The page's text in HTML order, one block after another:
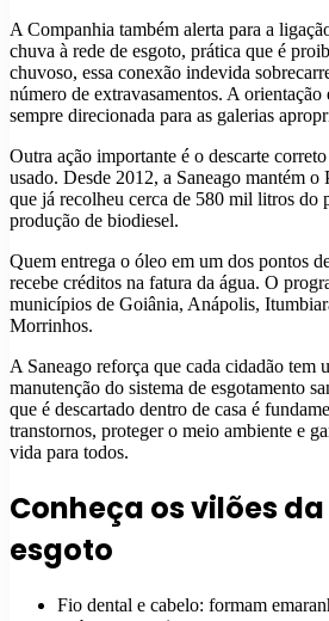
A Companhia também alerta para a
chuva à rede de esgoto, prática que é
chuvoso, essa conexão indevida
número de extravasamentos. A orientação
sempre direcionada para as galerias
Outra ação importante é o descarte
usado. Desde 2012, a Saneago mantém
que já recolheu cerca de 580 mil litros do
produção de biodiesel.
Quem entrega o óleo em um dos pontos
recebe créditos na fatura da água. O
municípios de Goiânia, Anápolis,
Morrinhos.
A Saneago reforça que cada cidadão tem
manutenção do sistema de esgotamento
que é descartado dentro de casa é
transtornos, proteger o meio ambiente e
vida para todos.
Conheça os vilões
esgoto
Fio dental e cabelo: formam